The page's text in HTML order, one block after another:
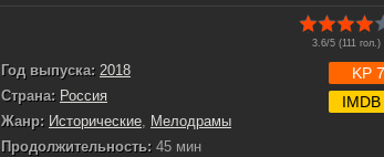
3.6/5 (111гол.)
Год выпуска: 2018
Страна: Россия
Жанр: Исторические, Мелодрамы
Продолжительность: 45 мин
KP